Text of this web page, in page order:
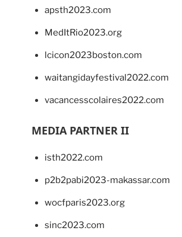
apsth2023.com
MedItRio2023.org
lcicon2023boston.com
waitangidayfestival2022.com
vacancesscolaires2022.com
MEDIA PARTNER II
isth2022.com
p2b2pabi2023-makassar.com
wocfparis2023.org
sinc2023.com